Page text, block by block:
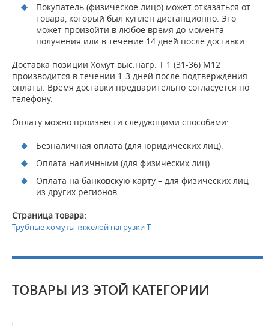
Покупатель (физическое лицо) может отказаться от
товара, который был куплен дистанционно. Это
может произойти в любое время до момента
получения или в течение 14 дней после доставки
Доставка позиции Хомут выс.нагр. Т 1 (31-36) М12
производится в течении 1-3 дней после подтверждения
оплаты. Время доставки предварительно согласуется по
телефону.
Оплату можно произвести следующими способами:
Безналичная оплата (для юридических лиц).
Оплата наличными (для физических лиц)
Оплата на банковскую карту – для физических лиц
из других регионов
Страница товара:
Трубные хомуты тяжелой нагрузки T
ТОВАРЫ ИЗ ЭТОЙ КАТЕГОРИИ